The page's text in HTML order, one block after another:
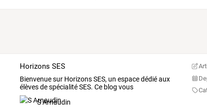
Horizons SES
BienvenuesurHorizonsSES,un espacedédiéaux
élèvesdespécialitéSES. Ceblog vous
accompagne
S Arnaudin